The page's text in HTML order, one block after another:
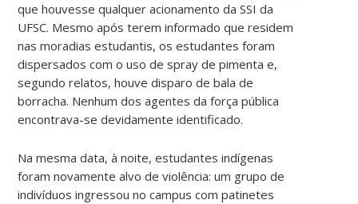
que houvesse qualquer acionamento da SSI da
UFSC. Mesmo após terem informado que residem
nas moradias estudantis, os estudantes foram
dispersados com o uso de spray de pimenta e,
segundo relatos, houve disparo de bala de
borracha. Nenhum dos agentes da força pública
encontrava-se devidamente identificado.
Na mesma data, à noite, estudantes indígenas
foram novamente alvo de violência: um grupo de
indivíduos ingressou no campus com patinetes